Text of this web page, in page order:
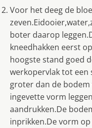
Voor het deeg de
boter daarop
kneedhakken eerst
hoogste stand goed
werkopervlak tot een
groter dan de
ingevette vorm
aandrukken.De
inprikken.De vorm